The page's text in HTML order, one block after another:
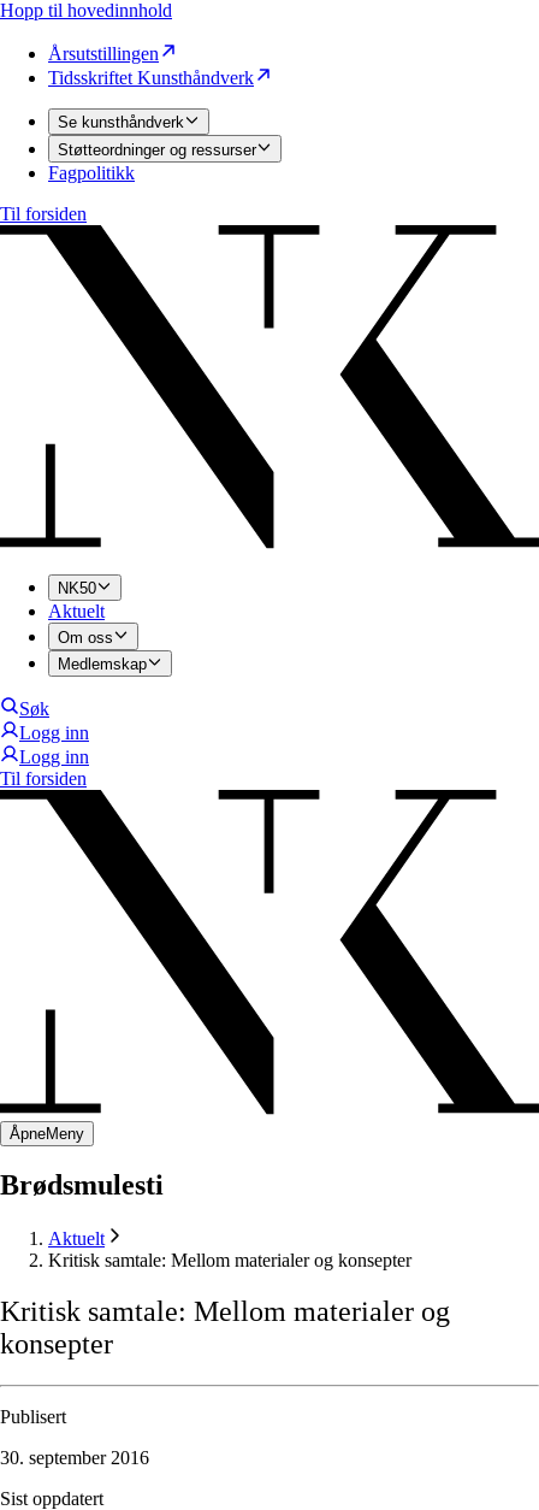
Hopp til hovedinnhold
Årsutstillingen
Tidsskriftet Kunsthåndverk
Se kunsthåndverk
Støtteordninger og ressurser
Fagpolitikk
Til forsiden
NK50
Aktuelt
Om oss
Medlemskap
Søk
Logg inn
Logg inn
Til forsiden
ÅpneMeny
Brødsmulesti
Aktuelt
Kritisk samtale: Mellom materialer og konsepter
Kritisk samtale: Mellom materialer og
konsepter
Publisert
30. september 2016
Sist oppdatert